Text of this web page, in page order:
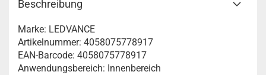
Beschreibung
Marke: LEDVANCE
Artikelnummer: 4058075778917
EAN-Barcode: 4058075778917
Anwendungsbereich: Innenbereich